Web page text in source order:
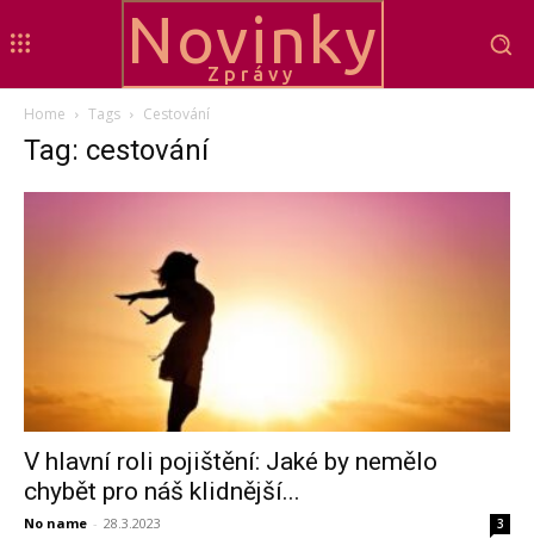
Novinky
Zprávy
Home Tags Cestování
Tag: cestování
V hlavní roli pojištění: Jaké by nemělo
chybět pro náš klidnější...
No name - 28.3.2023 3